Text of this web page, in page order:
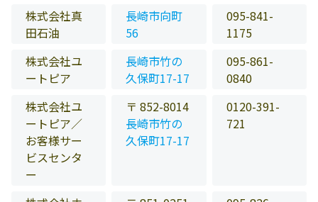
株式会社真
田石油
長崎市向町
56
095-841-
1175
株式会社ユ
ートピア
長崎市竹の
久保町17-17
095-861-
0840
株式会社ユ
ートピア／
お客様サー
ビスセンタ
ー
〒 852-8014
長崎市竹の
久保町17-17
0120-391-
721